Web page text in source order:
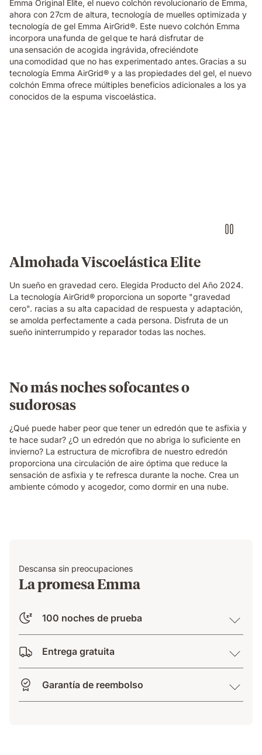
Emma Original Elite, el nuevo colchón revolucionario de Emma,
ahora con 27cm de altura, tecnología de muelles optimizada y
tecnología de gel Emma AirGrid®. Este nuevo colchón Emma
incorpora una funda de gel que te hará disfrutar de
una sensación de acogida ingrávida, ofreciéndote
una comodidad que no has experimentado antes. Gracias a su
tecnología Emma AirGrid® y a las propiedades del gel, el nuevo
colchón Emma ofrece múltiples beneficios adicionales a los ya
conocidos de la espuma viscoelástica.
dormir
Almohada Viscoelástica Elite
Un sueño en gravedad cero. Elegida Producto del Año 2024.
La tecnología AirGrid® proporciona un soporte "gravedad
cero". racias a su alta capacidad de respuesta y adaptación,
se amolda perfectamente a cada persona. Disfruta de un
sueño ininterrumpido y reparador todas las noches.
No más noches sofocantes o
sudorosas
¿Qué puede haber peor que tener un edredón que te asfixia y
te hace sudar? ¿O un edredón que no abriga lo suficiente en
invierno? La estructura de microfibra de nuestro edredón
proporciona una circulación de aire óptima que reduce la
sensación de asfixia y te refresca durante la noche. Crea un
ambiente cómodo y acogedor, como dormir en una nube.
Descansa sin preocupaciones
La promesa Emma
100 noches de prueba
Entrega gratuita
Garantía de reembolso